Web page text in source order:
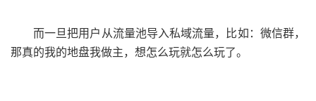
而一旦把用户从流量池导入私域流量，比如：微信群，
那真的我的地盘我做主，想怎么玩就怎么玩了。